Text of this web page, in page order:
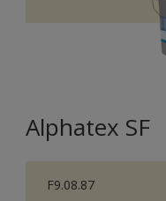
Alphatex SF
F9.08.87